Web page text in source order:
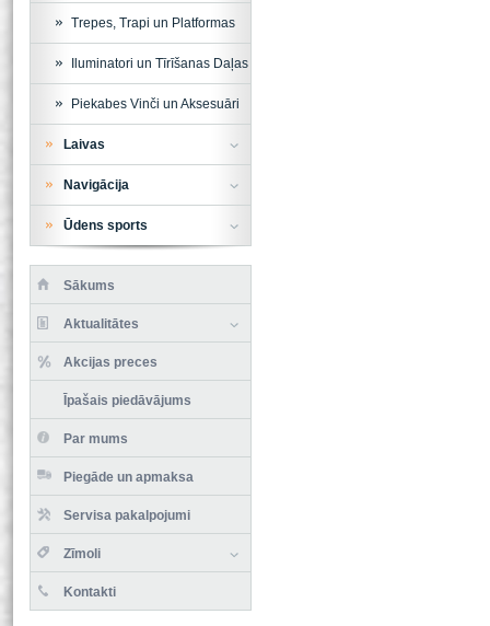
Trepes, Trapi un Platformas
Iluminatori un Tīrīšanas Daļas
Piekabes Vinči un Aksesuāri
Laivas
Navigācija
Ūdens sports
Sākums
Aktualitātes
Akcijas preces
Īpašais piedāvājums
Par mums
Piegāde un apmaksa
Servisa pakalpojumi
Zīmoli
Kontakti